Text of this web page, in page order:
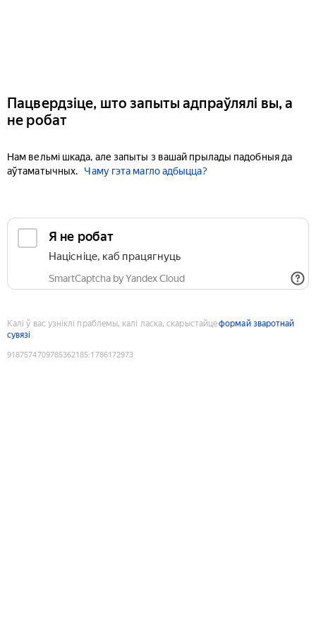
Пацвердзіце, што запыты адпраўлялі вы, а
не робат
Нам вельмі шкада, але запыты з вашай прылады падобныя да
аўтаматычных.
Чаму гэта магло адбыцца?
Я не робат
Націсніце, каб працягнуць
SmartCaptcha by Yandex Cloud
Калі ў вас узніклі праблемы, калі ласка, скарыстайцеформай зваротнай
сувязі
9187574709785362185:1786172973